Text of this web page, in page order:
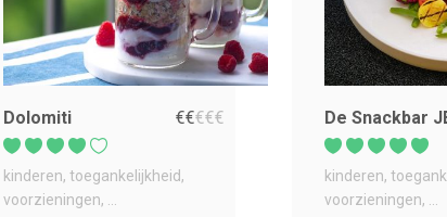
Dolomiti €€€€€
kinderen toegankelijkheid
voorzieningen
De Snackbar
kinderen
voorzieningen